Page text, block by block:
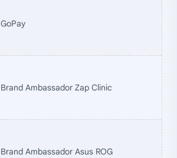
GoPay
Brand Ambassador Zap Clinic
Brand Ambassador Asus ROG